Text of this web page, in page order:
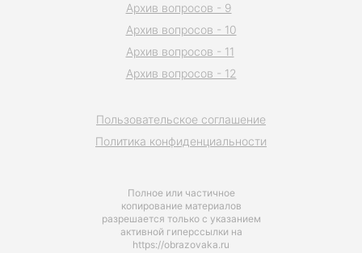
Полное или частичное
копирование материалов
разрешается только с указанием
активной гиперссылки на
https://obrazovaka.ru
Пользовательское соглашение
Политика конфиденциальности
Архив вопросов - 9
Архив вопросов - 10
Архив вопросов - 11
Архив вопросов - 12